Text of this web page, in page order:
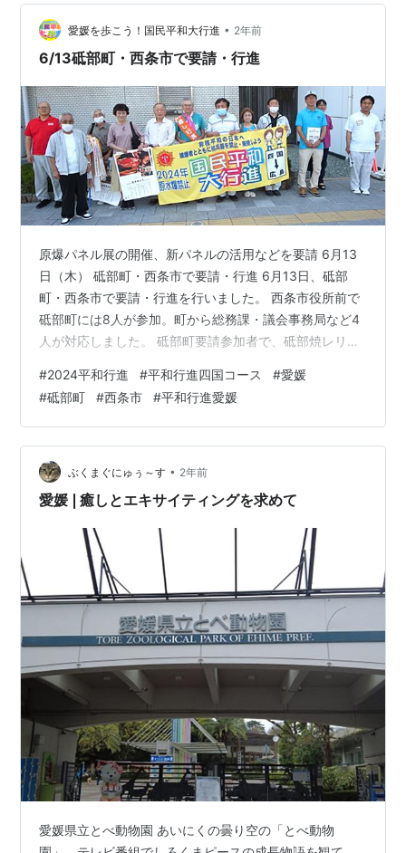
たり。この局舎は新しいですが、街並みの風情が本当に
素敵。四国にいるんだな、としみじみ。あたりは砥部焼
の里。 三坂峠を越えて久万へ向かいます。松山から15キ
愛媛を歩こう！国民平和大行進 • 2年前
6/13砥部町・西条市で要請・行進
原爆パネル展の開催、新パネルの活用などを要請 6月13
日（木） 砥部町・西条市で要請・行進 6月13日、砥部
町・西条市で要請・行進を行いました。 西条市役所前で
砥部町には8人が参加。町から総務課・議会事務局など4
人が対応しました。 砥部町要請参加者で、砥部焼レリー
トも使いながら説明しました。 砥部町要請のようす 砥部
町からは「8/1～16に庁舎ロビーでパネル展を実施老人ク
ラブに依頼し、戦争体験談なども実施する」「小学校全3
校で修学旅行を広島で平和学習」「町長として署名は差
し控える」「自衛隊への個人情報提供での除外申請をホ
ームページで周知し受…
#2024平和行進 #平和行進四国コース #愛媛
#砥部町 #西条市 #平和行進愛媛
ぶくまぐにゅぅ～す • 2年前
愛媛❘癒しとエキサイティングを求めて
愛媛県立とべ動物園 あいにくの曇り空の「とべ動物